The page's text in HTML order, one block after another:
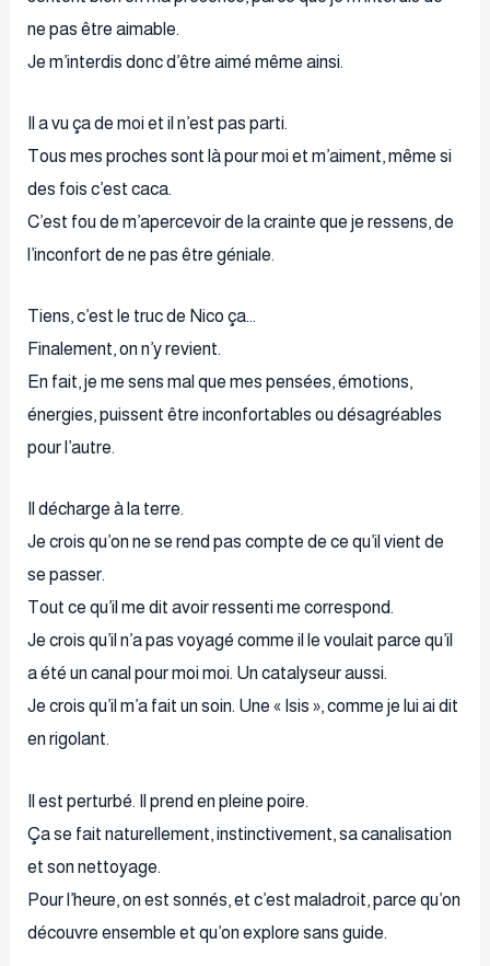
ne pas être aimable.
Je m’interdis donc d’être aimé même ainsi.
Il a vu ça de moi et il n’est pas parti.
Tous mes proches sont là pour moi et m’aiment, même si
des fois c’est caca.
C’est fou de m’apercevoir de la crainte que je ressens, de
l’inconfort de ne pas être géniale.
Tiens, c’est le truc de Nico ça…
Finalement, on n’y revient.
En fait, je me sens mal que mes pensées, émotions,
énergies, puissent être inconfortables ou désagréables
pour l’autre.
Il décharge à la terre.
Je crois qu’on ne se rend pas compte de ce qu’il vient de
se passer.
Tout ce qu’il me dit avoir ressenti me correspond.
Je crois qu’il n’a pas voyagé comme il le voulait parce qu’il
a été un canal pour moi moi. Un catalyseur aussi.
Je crois qu’il m’a fait un soin. Une « Isis », comme je lui ai dit
en rigolant.
Il est perturbé. Il prend en pleine poire.
Ça se fait naturellement, instinctivement, sa canalisation
et son nettoyage.
Pour l’heure, on est sonnés, et c’est maladroit, parce qu’on
découvre ensemble et qu’on explore sans guide.